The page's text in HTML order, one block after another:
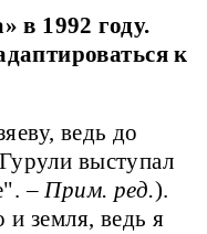
в 1992 году.
к
ведь до
выступал
–Прим. ред.).
и земля, ведь я